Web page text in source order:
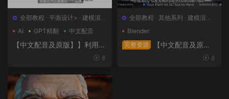
全部教程 · 平面设计> · 建模渲染
日韩系列
AI GPT精翻 中文配音
【中文配音及原版】】利用人
工智能和3D技术的混合BX流8
全部教程 · 其他系列 · 建模渲染>
Blender
完整资源
【中文配音及原
版】终极武器大师班2｜AR-18